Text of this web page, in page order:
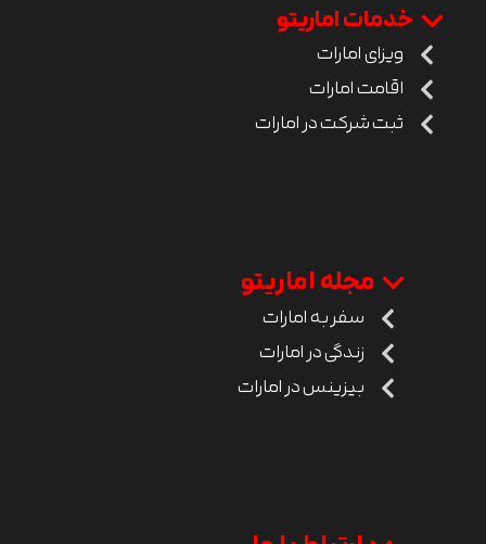
خدمات اماریتو
ویزای امارات
اقامت امارات
ثبت شرکت در امارات
مجله اماریتو
سفر به امارات
زندگی در امارات
بیزینس در امارات